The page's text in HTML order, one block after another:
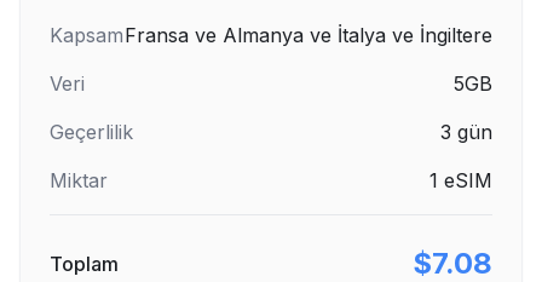
KapsamFransa ve Almanya ve İtalya ve İngiltere
Veri
5GB
Geçerlilik
3 gün
Miktar
1 eSIM
Toplam $7.08